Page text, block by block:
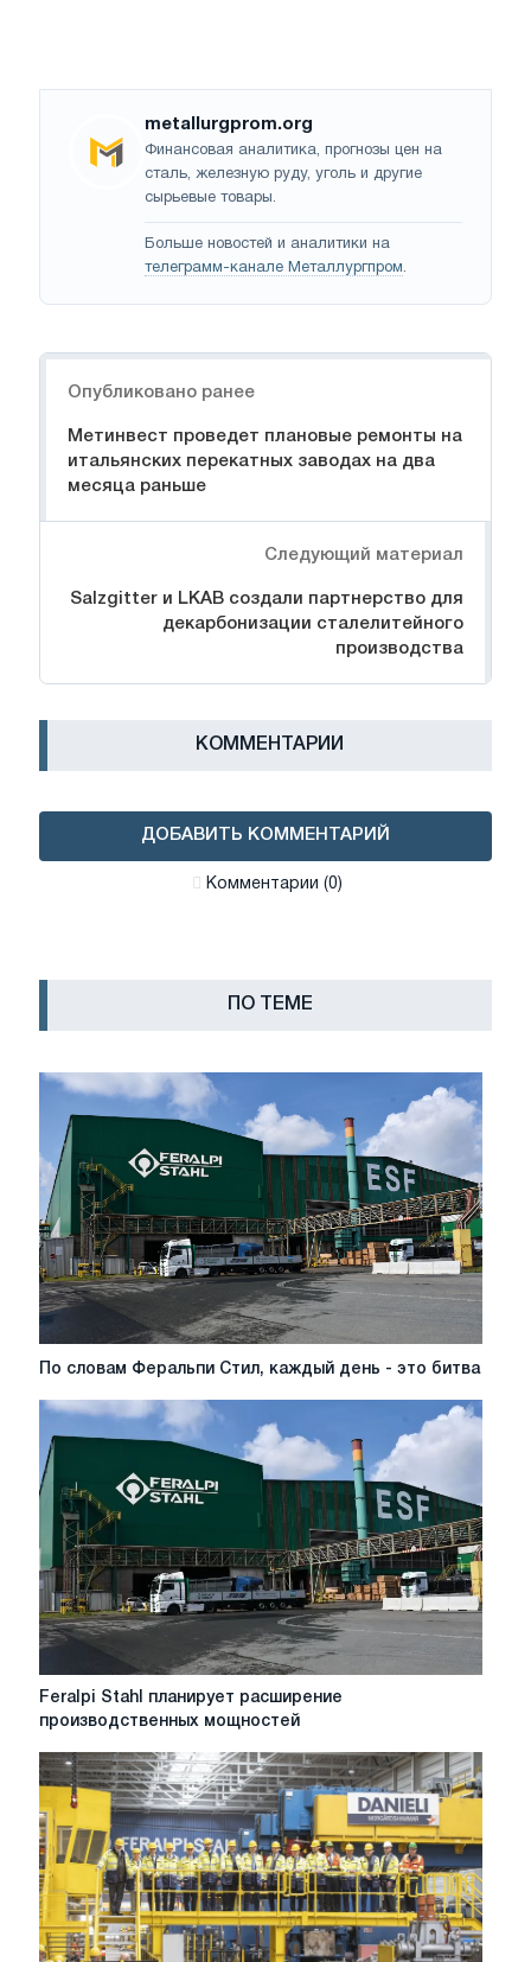
metallurgprom.org
Финансовая аналитика, прогнозы цен на
сталь, железную руду, уголь и другие
сырьевые товары.
Больше новостей и аналитики на
телеграмм-канале Металлургпром.
Опубликовано ранее
Метинвест проведет плановые ремонты на
итальянских перекатных заводах на два
месяца раньше
Следующий материал
Salzgitter и LKAB создали партнерство для
декарбонизации сталелитейного
производства
КОММЕНТАРИИ
ДОБАВИТЬ КОММЕНТАРИЙ
Комментарии (0)
ПО ТЕМЕ
По
Феральпи
Стил,
каждый
день
это
битва
По словам Феральпи Стил, каждый день - это битва
Feralpi
расширение
производственных
мощностей
Feralpi Stahl планирует расширение
производственных мощностей